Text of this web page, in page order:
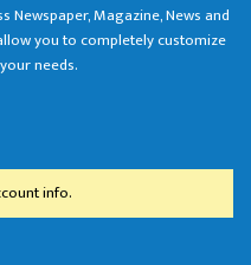
Newspaper, Magazine, News and
you to completely customize
needs.
info.